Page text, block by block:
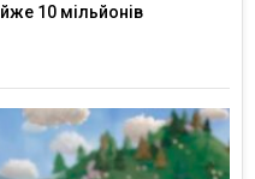
10 мільйонів